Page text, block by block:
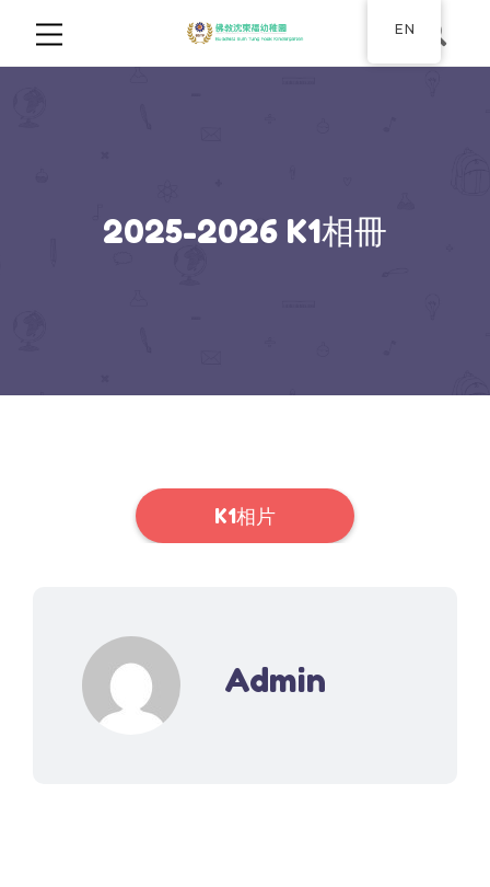
2025-2026 K1相冊
K1相片
Admin
EN